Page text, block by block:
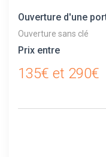
Ouverture d'une
Ouverture sans clé
Prix entre
135€ et 290€